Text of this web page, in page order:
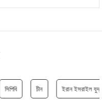
সিপিবি চীন ইরান ইসরাইল যুদ্ধ